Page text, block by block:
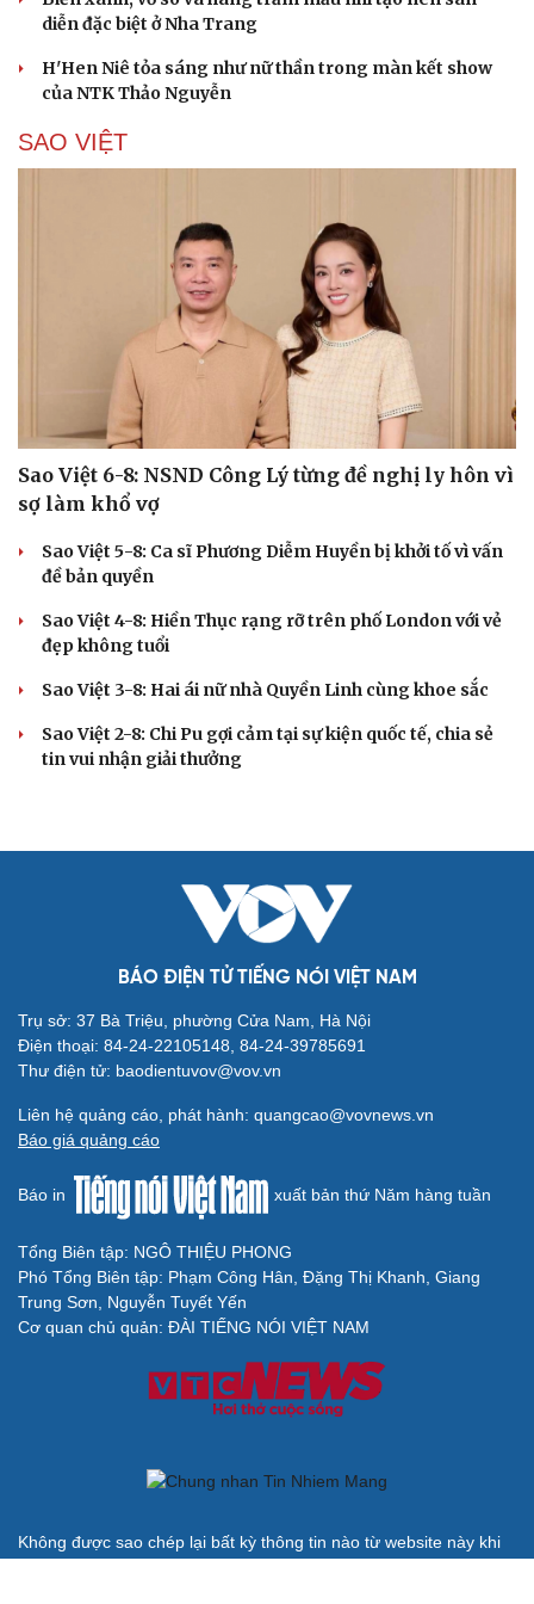
Cải chính
“Ngọc Nữ Trời Nam”- bộ sưu tập thời trang ấn
tượng của NTK trẻ Đỗ Quang Trường
150 mẫu nhí tái hiện vẻ đẹp văn hóa Việt trong không
gian phố cổ Hoa Lư
Biển xanh, vỏ sò và hàng trăm mẫu nhí tạo nên sàn
diễn đặc biệt ở Nha Trang
H'Hen Niê tỏa sáng như nữ thần trong màn kết show
của NTK Thảo Nguyễn
SAO VIỆT
Sao Việt 6-8: NSND Công Lý từng đề nghị ly hôn vì
sợ làm khổ vợ
đề bản quyền
Sao Việt 4-8: Hiền Thục rạng rỡ trên phố London với vẻ
Sao Việt 3-8: Hai ái nữ nhà Quyền Linh cùng khoe sắc
tin vui nhận giải thưởng
BÁO ĐIỆN TỬ TIẾNG NÓI VIỆT NAM
Trụ sở: 37 Bà Triệu, phường Cửa Nam, Hà Nội
Điện thoại: 84-24-22105148, 84-24-39785691
Thư điện tử: baodientuvov@vov.vn
Liên hệ quảng cáo, phát hành: quangcao@vovnews.vn
Phó Tổng Biên tập: Phạm Công Hân, Đặng Thị Khanh, Giang